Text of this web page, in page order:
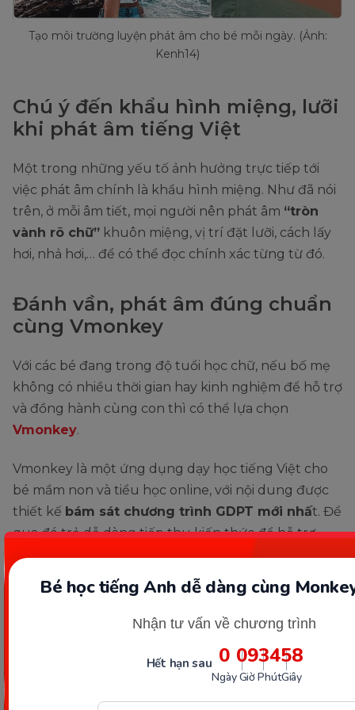
Bé học tiếng Anh dễ dàng cùng
Nhận tư vấn về chương trình
Hết hạn sau 0
Ngày
09
Giờ
34
Phút
56
Giây
Tạo môi trường luyện phát âm cho bé mỗi ngày. (Ảnh:
Kenh14)
Chú ý đến khẩu hình miệng, lưỡi
khi phát âm tiếng Việt
Một trong những yếu tố ảnh hưởng trực tiếp tới
việc phát âm chính là khẩu hình miệng. Như đã nói
trên, ở mỗi âm tiết, mọi người nên phát âm “tròn
vành rõ chữ” khuôn miệng, vị trí đặt lưỡi, cách lấy
hơi, nhả hơi,… để có thể đọc chính xác từng từ đó.
Đánh vần, phát âm đúng chuẩn
cùng Vmonkey
Với các bé đang trong độ tuổi học chữ, nếu bố mẹ
không có nhiều thời gian hay kinh nghiệm để hỗ trợ
và đồng hành cùng con thì có thể lựa chọn
Vmonkey.
Vmonkey là một ứng dụng dạy học tiếng Việt cho
bé mầm non và tiểu học online, với nội dung được
thiết kế bám sát chương trình GDPT mới nhất. Để
qua đó trẻ dễ dàng tiếp thu kiến thức để hỗ trợ
việc học tập trên trường, cũng như ngoài đời sống